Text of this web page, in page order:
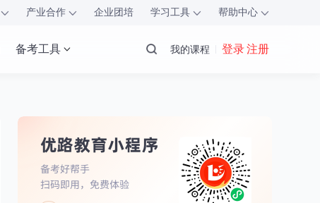
产业合作 企业团培 学习工具 帮助中心
备考工具 我的课程 登录 注册